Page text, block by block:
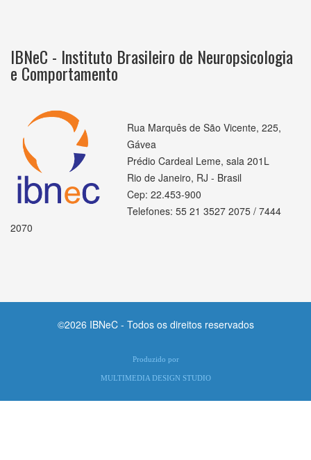
IBNeC - Instituto Brasileiro de Neuropsicologia
e Comportamento
Rua Marquês de São Vicente, 225,
Gávea
Prédio Cardeal Leme, sala 201L
Rio de Janeiro, RJ - Brasil
Cep: 22.453-900
Telefones: 55 21 3527 2075 / 7444
2070
©2026 IBNeC - Todos os direitos reservados
Produzido por
MULTIMEDIA DESIGN STUDIO